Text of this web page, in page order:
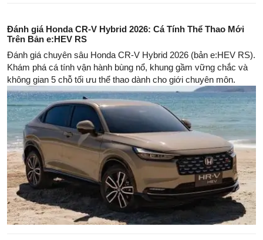
Đánh giá Honda CR-V Hybrid 2026: Cá Tính Thể Thao Mới
Trên Bản e:HEV RS
Đánh giá chuyên sâu Honda CR-V Hybrid 2026 (bản e:HEV RS).
Khám phá cá tính vận hành bùng nổ, khung gầm vững chắc và
không gian 5 chỗ tối ưu thể thao dành cho giới chuyên môn.